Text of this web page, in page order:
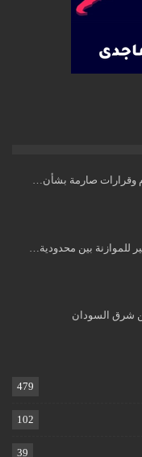
وقرارات صارمة بشأن…
للموازنة بين محدودية…
شرق السودان
479
102
39